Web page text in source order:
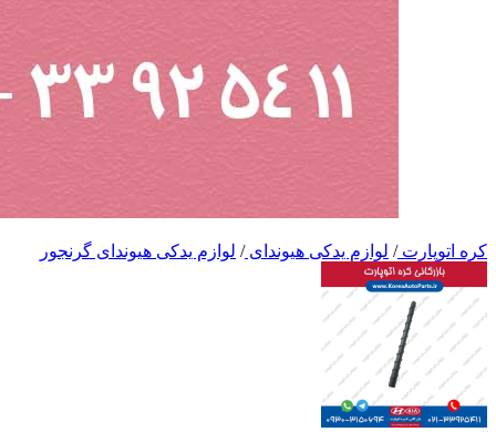
کره اتوپارت/ لوازم یدکی هیوندای/ لوازم یدکی هیوندای گرنجور